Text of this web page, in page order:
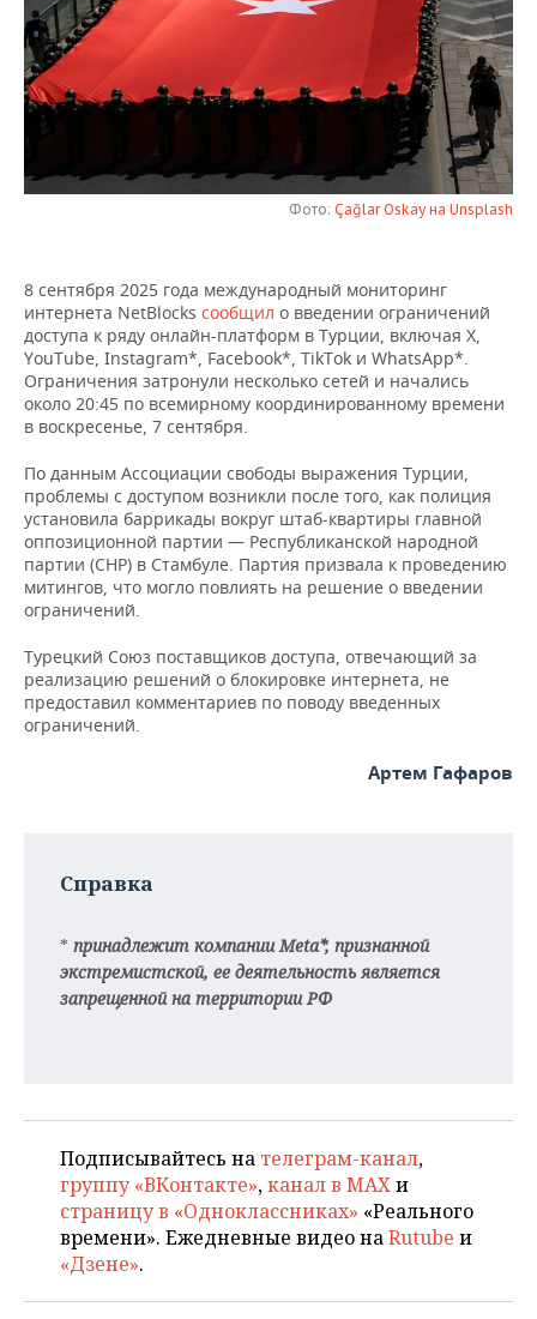
НЕФТЕХИМИЯ
НЕФТЬ
ОПК
ЭНЕРГЕТИКА
РОЗНИЧНАЯ ТОРГОВЛЯ
ТРАНСПОРТ
НОВОСТИ ТЕХНОЛОГИЙ
IT
МЕРОПРИЯТИЯ
НОВОСТИ МЕРОПРИЯТИЙ
ВЫЕЗДНАЯ РЕДАКЦИЯ
ОТКРЫТАЯ ЛЕКЦИЯ
СПОРТ
НОВОСТИ СПОРТА
БАСКЕТБОЛ
ВОЛЕЙБОЛ
КИБЕРСПОРТ
ФИГУРНОЕ КАТАНИЕ
ВОДНЫЕ ВИДЫ СПОРТА
ХОККЕЙ С МЯЧОМ
ИНФРАСТРУКТУРА
ИСТОРИЯ
КУЛЬТУРА
МЕДИЦИНА
ОБРАЗОВАНИЕ
ПРОИСШЕСТВИЯ
СПРАВОЧНИК
СПИСОК ПЕРСОН
СПИСОК КОМПАНИЙ
ПОЛНАЯ ВЕРСИЯ
Фото: Çağlar Oskay на Unsplash
8 сентября 2025 года международный мониторинг
интернета NetBlocks сообщил о введении ограничений
доступа к ряду онлайн-платформ в Турции, включая X,
YouTube, Instagram*, Facebook*, TikTok и WhatsApp*.
Ограничения затронули несколько сетей и начались
около 20:45 по всемирному координированному времени
в воскресенье, 7 сентября.
По данным Ассоциации свободы выражения Турции,
проблемы с доступом возникли после того, как полиция
установила баррикады вокруг штаб-квартиры главной
оппозиционной партии — Республиканской народной
партии (CHP) в Стамбуле. Партия призвала к проведению
митингов, что могло повлиять на решение о введении
ограничений.
Турецкий Союз поставщиков доступа, отвечающий за
реализацию решений о блокировке интернета, не
предоставил комментариев по поводу введенных
ограничений.
Артем Гафаров
Справка
* принадлежит компании Meta*, признанной
экстремистской, ее деятельность является
запрещенной на территории РФ
Подписывайтесь на телеграм-канал,
группу «ВКонтакте»,канал в MAXи
страницу в «Одноклассниках» «Реального
времени». Ежедневные видео наRutube и
«Дзене».